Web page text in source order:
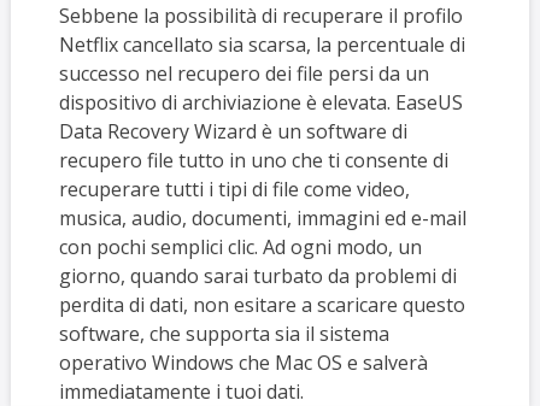
Sebbene la possibilità di recuperare il profilo
Netflix cancellato sia scarsa, la percentuale di
successo nel recupero dei file persi da un
dispositivo di archiviazione è elevata. EaseUS
Data Recovery Wizard è un software di
recupero file tutto in uno che ti consente di
recuperare tutti i tipi di file come video,
musica, audio, documenti, immagini ed e-mail
con pochi semplici clic. Ad ogni modo, un
giorno, quando sarai turbato da problemi di
perdita di dati, non esitare a scaricare questo
software, che supporta sia il sistema
operativo Windows che Mac OS e salverà
immediatamente i tuoi dati.